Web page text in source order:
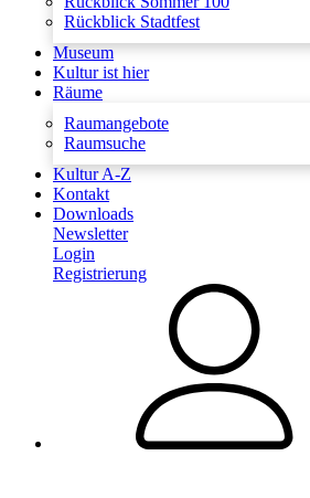
Rückblick Stadtfest
Museum
Kultur ist hier
Räume
Raumangebote
Raumsuche
Kultur A-Z
Kontakt
Downloads
Newsletter
Login
Registrierung